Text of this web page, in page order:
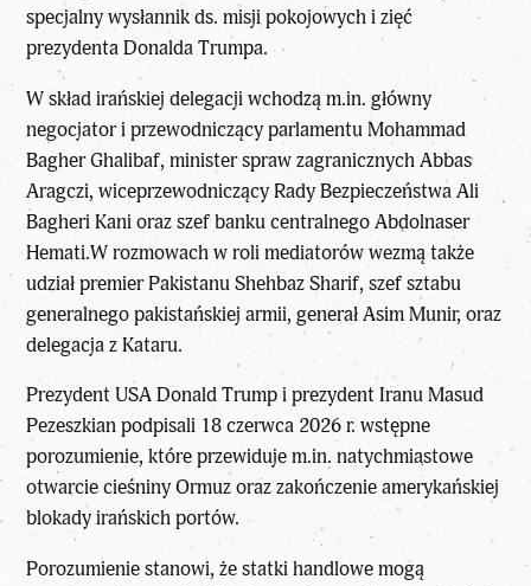
specjalny wysłannik ds. misji pokojowych i zięć
prezydenta Donalda Trumpa.
W skład irańskiej delegacji wchodzą m.in. główny
negocjator i przewodniczący parlamentu Mohammad
Bagher Ghalibaf, minister spraw zagranicznych Abbas
Aragczi, wiceprzewodniczący Rady Bezpieczeństwa Ali
Bagheri Kani oraz szef banku centralnego Abdolnaser
Hemati.W rozmowach w roli mediatorów wezmą także
udział premier Pakistanu Shehbaz Sharif, szef sztabu
generalnego pakistańskiej armii, generał Asim Munir, oraz
delegacja z Kataru.
Prezydent USA Donald Trump i prezydent Iranu Masud
Pezeszkian podpisali 18 czerwca 2026 r. wstępne
porozumienie, które przewiduje m.in. natychmiastowe
otwarcie cieśniny Ormuz oraz zakończenie amerykańskiej
blokady irańskich portów.
Porozumienie stanowi, że statki handlowe mogą